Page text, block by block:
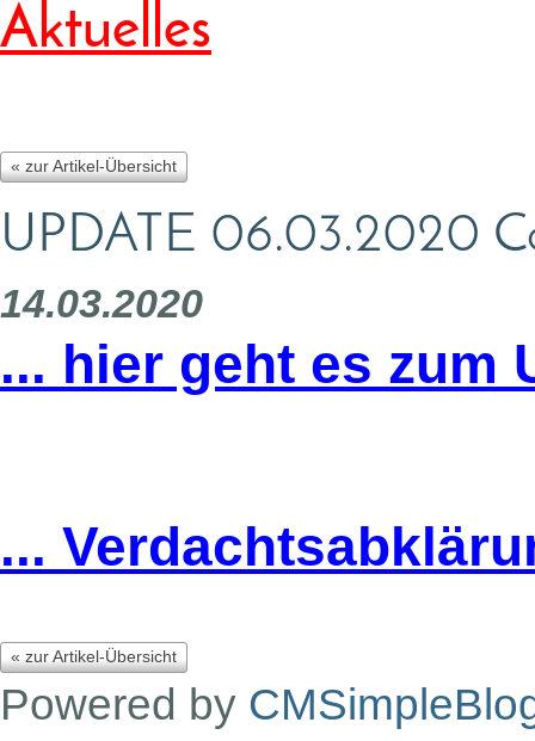
Aktuelles
« zur Artikel-Übersicht
UPDATE 06.03.2020
14.03.2020
... hier geht es zum
...
« zur Artikel-Übersicht
Powered by